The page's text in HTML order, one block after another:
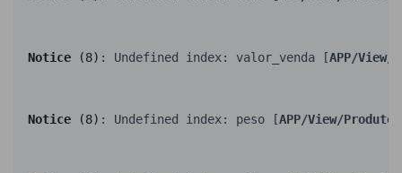
Notice (8) : Undefined index: valor_venda [APP/
Notice (8) : Undefined index: peso [APP/View/